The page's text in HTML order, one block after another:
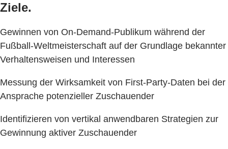
Ziele.
Gewinnen von On-Demand-Publikum während der
Fußball-Weltmeisterschaft auf der Grundlage bekannter
Verhaltensweisen und Interessen
Messung der Wirksamkeit von First-Party-Daten bei der
Ansprache potenzieller Zuschauender
Identifizieren von vertikal anwendbaren Strategien zur
Gewinnung aktiver Zuschauender